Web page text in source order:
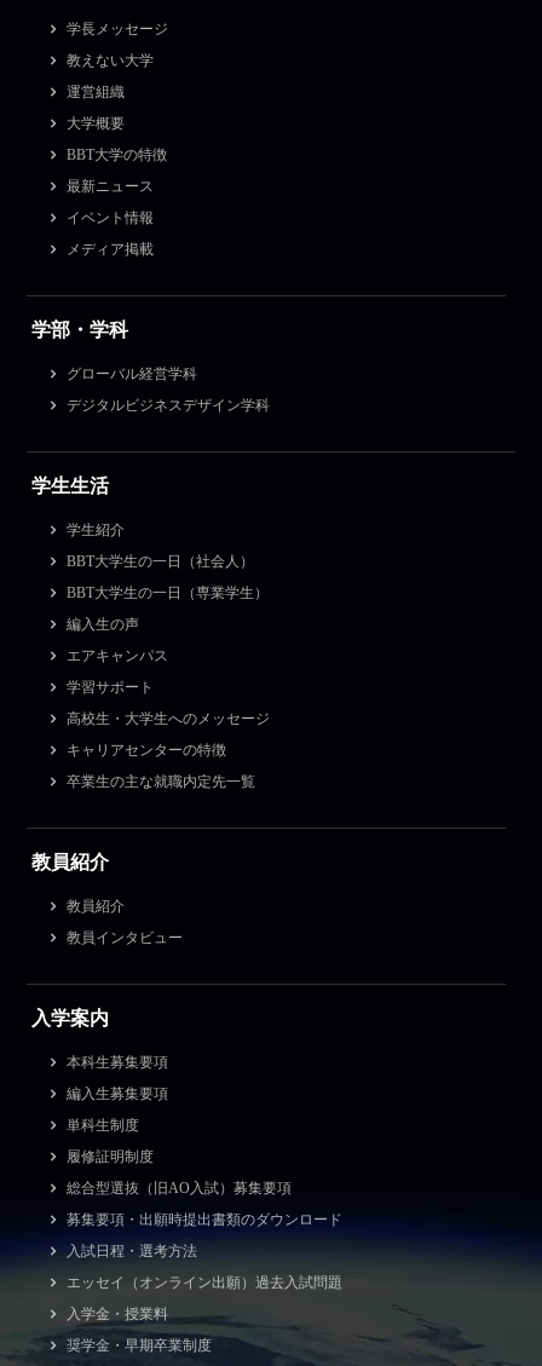
学長メッセージ
教えない大学
運営組織
大学概要
BBT大学の特徴
最新ニュース
イベント情報
メディア掲載
学部・学科
グローバル経営学科
デジタルビジネスデザイン学科
学生生活
学生紹介
BBT大学生の一日（社会人）
BBT大学生の一日（専業学生）
編入生の声
エアキャンパス
学習サポート
高校生・大学生へのメッセージ
キャリアセンターの特徴
卒業生の主な就職内定先一覧
教員紹介
教員紹介
教員インタビュー
入学案内
本科生募集要項
編入生募集要項
単科生制度
履修証明制度
総合型選抜（旧AO入試）募集要項
募集要項・出願時提出書類のダウンロード
入試日程・選考方法
エッセイ（オンライン出願）過去入試問題
入学金・授業料
奨学金・早期卒業制度